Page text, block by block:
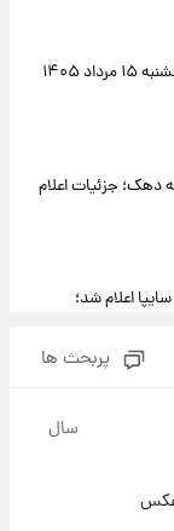
۱۴۰۵
دهک؛ جزئیات اعلام
اعلام شد؛
پربحث ها
سال
عکس